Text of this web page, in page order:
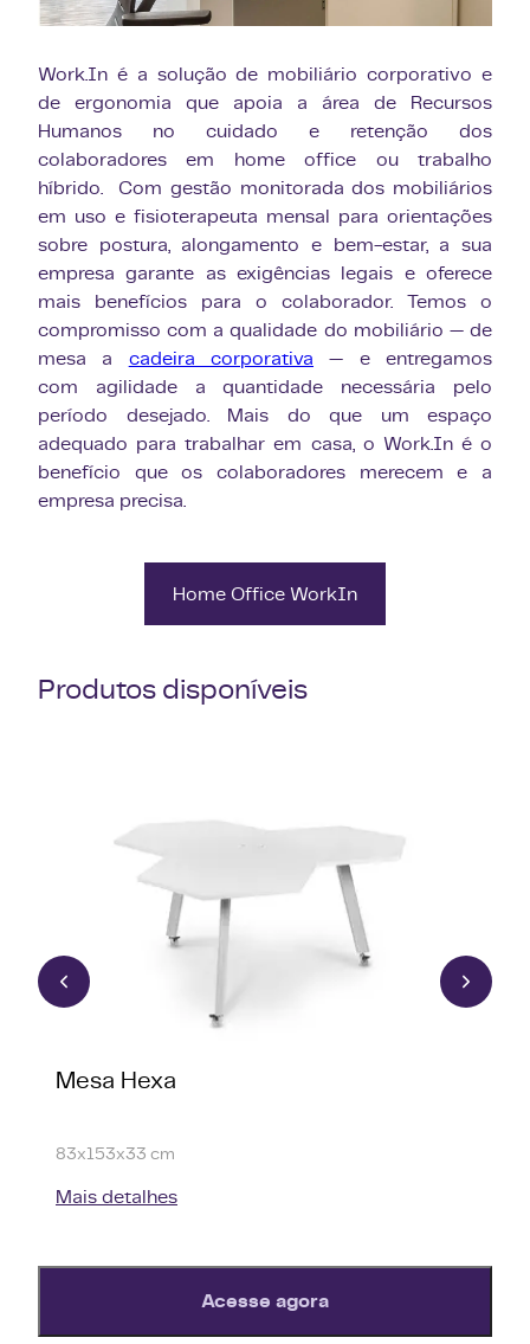
Work.In é a solução de mobiliário corporativo e
de ergonomia que apoia a área de Recursos
Humanos no cuidado e retenção dos
colaboradores em home office ou trabalho
híbrido. ​ Com gestão monitorada dos mobiliários
em uso e fisioterapeuta mensal para orientações
sobre postura, alongamento e bem-estar, a sua
empresa garante as exigências legais e oferece
mais benefícios para o colaborador.​ Temos o
compromisso com a qualidade do mobiliário — de
mesa a cadeira corporativa — e entregamos
com agilidade a quantidade necessária pelo
período desejado. Mais do que um espaço
adequado para trabalhar em casa, o Work.In é o
benefício que os colaboradores merecem e a
empresa precisa.​
Home Office WorkIn
Produtos disponíveis
Mesa Hexa
83x153x33 cm
Mais detalhes
Acesse agora